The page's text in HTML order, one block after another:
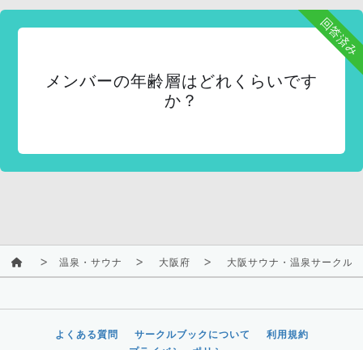
回答済み
メンバーの年齢層はどれくらいです
か？
温泉・サウナ 大阪府 大阪サウナ・温泉サークル
よくある質問 サークルブックについて
利用規約